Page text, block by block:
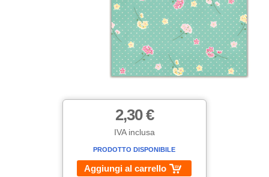
2,30 €
IVA inclusa
PRODOTTO DISPONIBILE
Aggiungi al carrello